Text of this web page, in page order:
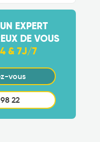
EXPERT
DE VOUS
& 7J/7
vous
22